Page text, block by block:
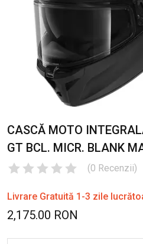
CASCĂ MOTO
GT BCL. MICR. BLANK
(0 Recenzii)
Livrare Gratuită 1-3 zile
2,175.00 RON